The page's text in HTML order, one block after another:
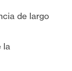
de largo
la